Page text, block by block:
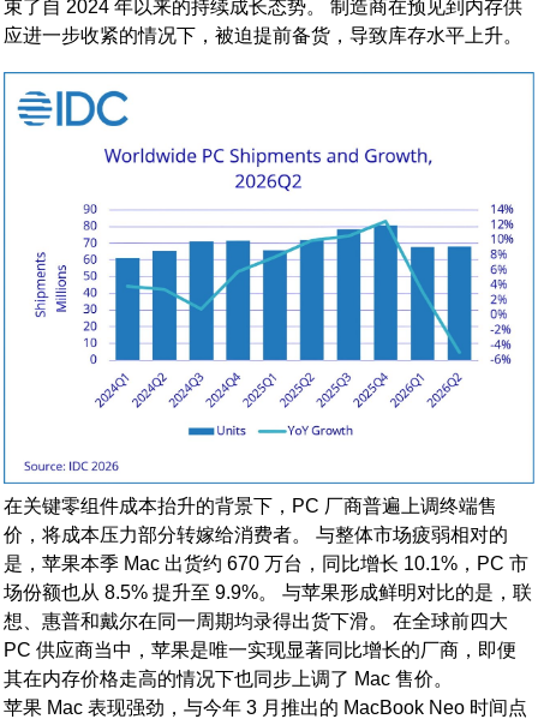
束了自 2024 年以来的持续成长态势。 制造商在预见到内存供
应进一步收紧的情况下，被迫提前备货，导致库存水平上升。
在关键零组件成本抬升的背景下，PC 厂商普遍上调终端售
价，将成本压力部分转嫁给消费者。 与整体市场疲弱相对的
是，苹果本季 Mac 出货约 670 万台，同比增长 10.1%，PC 市
场份额也从 8.5% 提升至 9.9%。 与苹果形成鲜明对比的是，联
想、惠普和戴尔在同一周期均录得出货下滑。 在全球前四大
PC 供应商当中，苹果是唯一实现显著同比增长的厂商，即便
其在内存价格走高的情况下也同步上调了 Mac 售价。
苹果 Mac 表现强劲，与今年 3 月推出的 MacBook Neo 时间点